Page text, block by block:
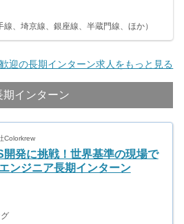
、埼京線、銀座線、半蔵門線、ほか）
迎の長期インターン求人をもっと見る
インターン
Colorkrew
開発に挑戦！世界基準の現場で
ンジニア長期インターン